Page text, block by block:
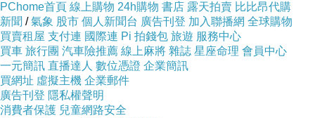
風清雲
2015-01-30 12:12:21
川川午安
PChome首頁 線上購物 24h購物 書店 露天拍賣 比比昂代購
新聞 /氣象 股市 個人新聞台 廣告刊登 加入聯播網 全球購物
買賣租屋 支付連 國際連 Pi 拍錢包 旅遊 服務中心
買車 旅行團 汽車險推薦 線上麻將 雜誌 星座命理 會員中心
一元簡訊 直播達人 數位憑證 企業簡訊
買網址 虛擬主機 企業郵件
廣告刊登 隱私權聲明
消費者保護 兒童網路安全